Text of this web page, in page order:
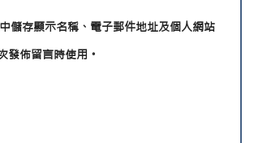
中儲存顯示名稱、電子郵件地址及個人網站
發佈留言時使用。